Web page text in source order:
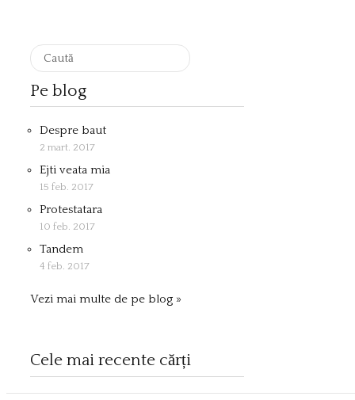
Pe blog
Despre baut
2 mart. 2017
Ejti veata mia
15 feb. 2017
Protestatara
10 feb. 2017
Tandem
4 feb. 2017
Vezi mai multe de pe blog »
Cele mai recente cărți